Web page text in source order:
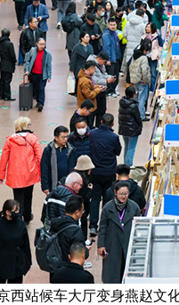
西站候车大厅变身燕赵文